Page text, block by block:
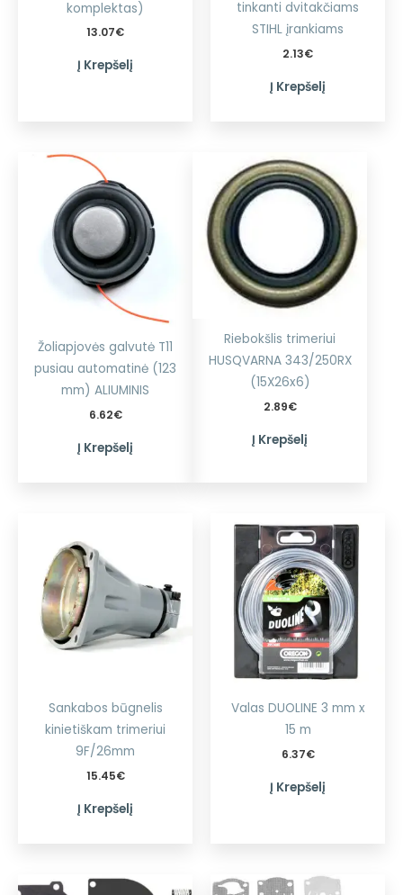
komplektas)
13.07€
Į Krepšelį
tinkanti dvitakčiams
STIHL įrankiams
2.13€
Į Krepšelį
Žoliapjovės galvutė T11
pusiau automatinė (123
mm) ALIUMINIS
6.62€
Į Krepšelį
Riebokšlis trimeriui
HUSQVARNA 343/250RX
(15X26x6)
2.89€
Į Krepšelį
Sankabos būgnelis
kinietiškam trimeriui
9F/26mm
15.45€
Į Krepšelį
Valas DUOLINE 3 mm x
15 m
6.37€
Į Krepšelį